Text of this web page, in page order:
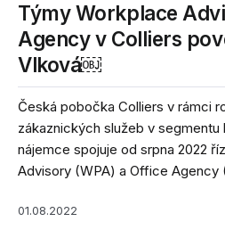
Týmy Workplace
Agency v Colliers
Vlková￼
Česká pobočka Colliers v rámci
zákaznických služeb v segmentu
nájemce spojuje od srpna 2022
Advisory (WPA) a Office Agency
01.08.2022